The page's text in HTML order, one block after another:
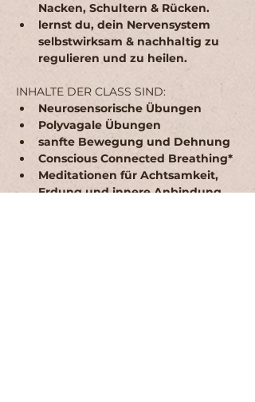
Nacken, Schultern & Rücken.
lernst du, dein Nervensystem
selbstwirksam & nachhaltig zu
regulieren und zu heilen.
INHALTE DER CLASS SIND:
Neurosensorische Übungen
Polyvagale Übungen
sanfte Bewegung und Dehnung
Conscious Connected Breathing*
Meditationen für Achtsamkeit,
Erdung und innere Anbindung